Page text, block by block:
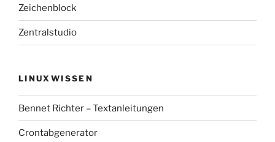
Zeichenblock
Zentralstudio
LINUXWISSEN
Bennet Richter – Textanleitungen
Crontabgenerator